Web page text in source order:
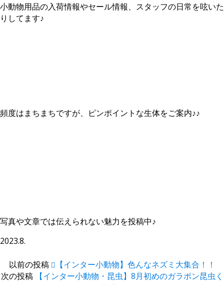
小動物用品の入荷情報やセール情報、スタッフの日常を呟いた
りしてます♪
頻度はまちまちですが、ピンポイントな生体をご案内♪♪
写真や文章では伝えられない魅力を投稿中♪
2023.8.
以前の投稿
【インター小動物】色んなネズミ大集合！！
次の投稿
【インター小動物・昆虫】8月初めのガラポン昆虫く